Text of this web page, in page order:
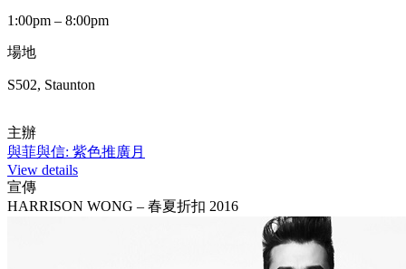
1:00pm – 8:00pm
場地
S502, Staunton
主辦
與菲與信: 紫色推廣月
View details
宣傳
HARRISON WONG – 春夏折扣 2016